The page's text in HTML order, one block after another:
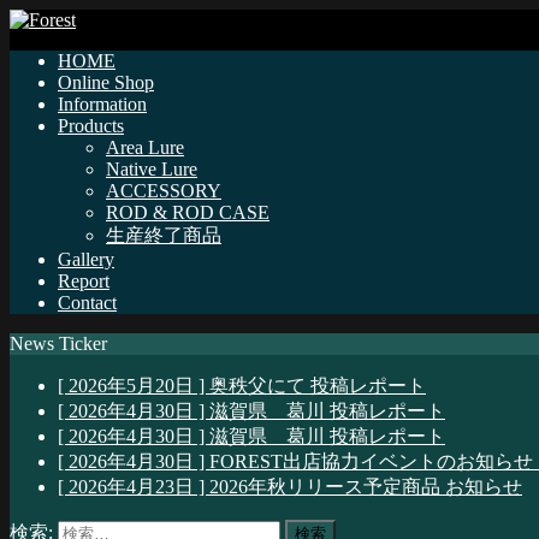
HOME
Online Shop
Information
Products
Area Lure
Native Lure
ACCESSORY
ROD & ROD CASE
生産終了商品
Gallery
Report
Contact
News Ticker
[ 2026年5月20日 ] 奥秩父にて 投稿レポート
[ 2026年4月30日 ] 滋賀県 葛川 投稿レポート
[ 2026年4月30日 ] 滋賀県 葛川 投稿レポート
[ 2026年4月30日 ] FOREST出店協力イベントのお知らせ
[ 2026年4月23日 ] 2026年秋リリース予定商品 お知らせ
検索: